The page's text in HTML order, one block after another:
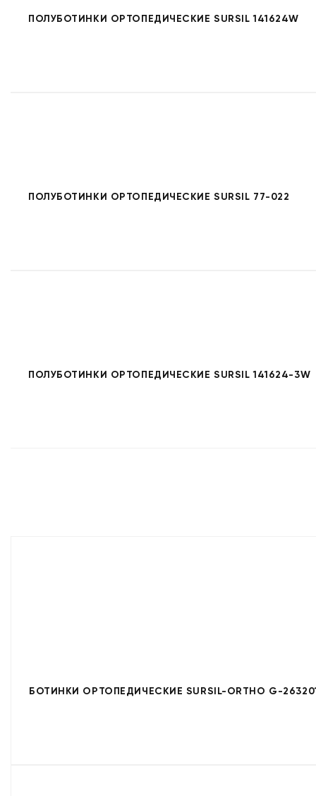
ПОЛУБОТИНКИ ОРТОПЕДИЧЕСКИЕ SURSIL 141624W
ПОЛУБОТИНКИ ОРТОПЕДИЧЕСКИЕ SURSIL 77-022
ПОЛУБОТИНКИ ОРТОПЕДИЧЕСКИЕ SURSIL 141624-3W
БОТИНКИ ОРТОПЕДИЧЕСКИЕ SURSIL-ORTHO G-